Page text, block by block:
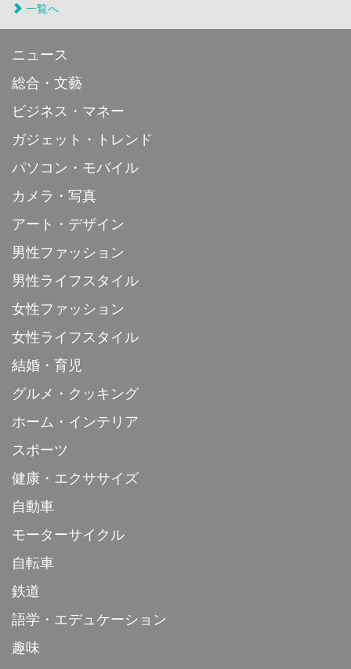
一覧へ
ニュース
総合・文藝
ビジネス・マネー
ガジェット・トレンド
パソコン・モバイル
カメラ・写真
アート・デザイン
男性ファッション
男性ライフスタイル
女性ファッション
女性ライフスタイル
結婚・育児
グルメ・クッキング
ホーム・インテリア
スポーツ
健康・エクササイズ
自動車
モーターサイクル
自転車
鉄道
語学・エデュケーション
趣味